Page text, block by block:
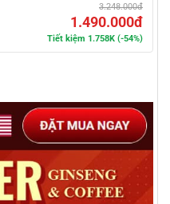
3.248.000đ
1.490.000đ
Tiết kiệm 1.758K (-54%)